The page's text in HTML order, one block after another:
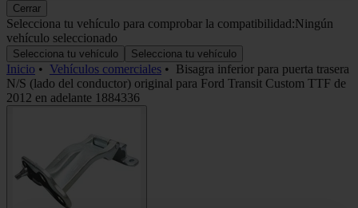
Cerrar
Selecciona tu vehículo para comprobar la compatibilidad:Ningún
vehículo seleccionado
Selecciona tu vehículo Selecciona tu vehículo
Inicio • Vehículos comerciales • Bisagra inferior para puerta trasera
N/S (lado del conductor) original para Ford Transit Custom TTF de
2012 en adelante 1884336